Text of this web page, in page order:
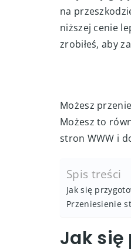
na
niższej cenie
zrobiłeś, aby
Możesz to
stron WWW i
Spis treści
Jak się